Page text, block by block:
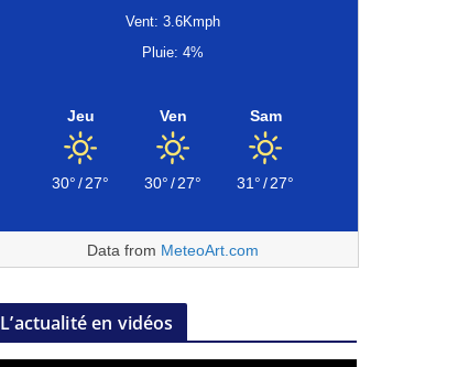
Vent: 3.6Kmph
Pluie: 4%
Jeu
30°/27°
Ven
30°/27°
Sam
31°/27°
Data from MeteoArt.com
L’actualité en vidéos